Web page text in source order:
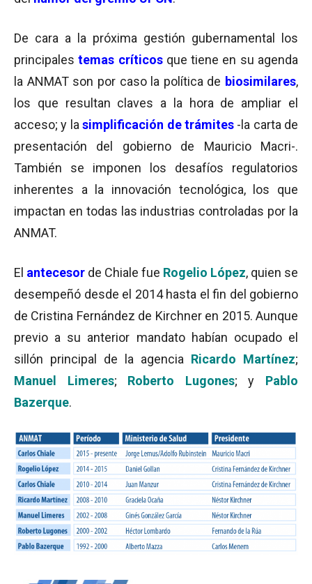
De cara a la próxima gestión gubernamental los
principalestemas críticosque tiene en su agenda
la ANMAT son por caso la política de biosimilares,
los que resultan claves a la hora de ampliar el
acceso; y lasimplificación de trámites-la carta de
presentación del gobierno de Mauricio Macri-.
También se imponen los desafíos regulatorios
inherentes a la innovación tecnológica, los que
impactan en todas las industrias controladas por la
ANMAT.
El antecesor de Chiale fue Rogelio López, quien se
desempeñó desde el 2014 hasta el fin del gobierno
de Cristina Fernández de Kirchner en 2015. Aunque
previo a su anterior mandato habían ocupado el
sillón principal de la agencia Ricardo Martínez;
Manuel Limeres; Roberto Lugones; y Pablo
Bazerque.